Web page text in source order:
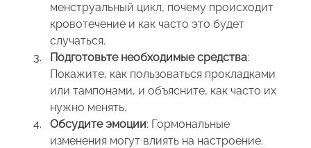
менструальный цикл, почему происходит
кровотечение и как часто это будет
случаться.
Подготовьте необходимые средства:
Покажите, как пользоваться прокладками
или тампонами, и объясните, как часто их
нужно менять.
Обсудите эмоции: Гормональные
изменения могут влиять на настроение.